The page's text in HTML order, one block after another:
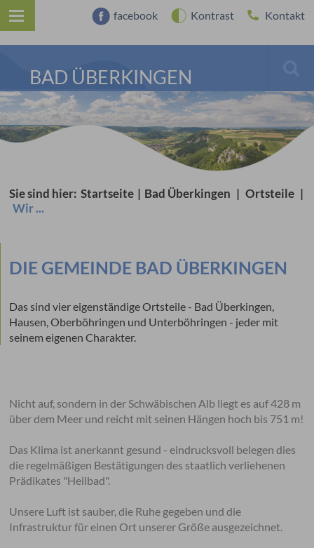
facebook Kontrast Kontakt
BAD ÜBERKINGEN
Sie sind hier: Startseite | Bad Überkingen | Ortsteile |
Wir ...
DIE GEMEINDE BAD ÜBERKINGEN
Das sind vier eigenständige Ortsteile - Bad Überkingen,
Hausen, Oberböhringen und Unterböhringen - jeder mit
seinem eigenen Charakter.
Nicht auf, sondern in der Schwäbischen Alb liegt es auf 428 m
über dem Meer und reicht mit seinen Hängen hoch bis 751 m!
Das Klima ist anerkannt gesund - eindrucksvoll belegen dies
die regelmäßigen Bestätigungen des staatlich verliehenen
Prädikates "Heilbad".
Unsere Luft ist sauber, die Ruhe gegeben und die
Infrastruktur für einen Ort unserer Größe ausgezeichnet.